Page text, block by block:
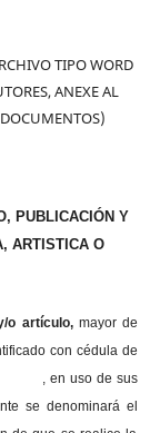
TIPO WORD
ANEXE AL
PUBLICACIÓN Y
ARTISTICA O
o artículo, mayor de
con cédula de
, en uso de sus
se denominará el